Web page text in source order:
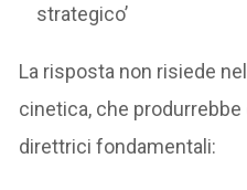
strategico’
La risposta non risiede
cinetica, che
direttrici fondamentali: